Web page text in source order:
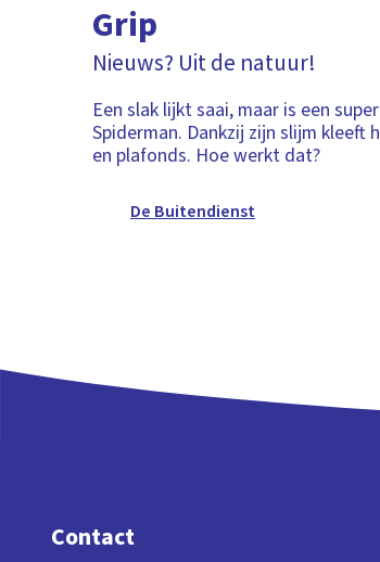
Grip
Nieuws? Uit de natuur!
Een slak lijkt saai, maar is een
Spiderman. Dankzij zijn slijm kleeft
en plafonds. Hoe werkt dat?
De Buitendienst
Contact